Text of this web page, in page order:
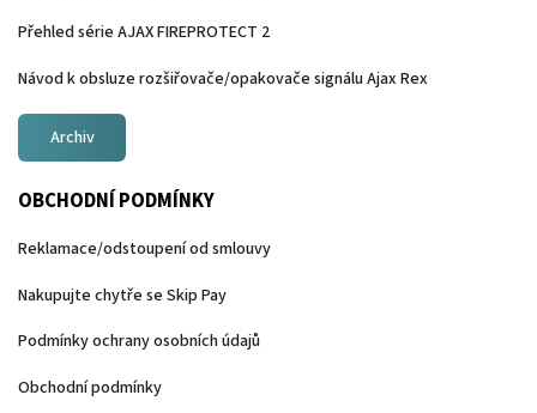
Přehled série AJAX FIREPROTECT 2
Návod k obsluze rozšiřovače/opakovače signálu Ajax Rex
Archiv
OBCHODNÍ PODMÍNKY
Reklamace/odstoupení od smlouvy
Nakupujte chytře se Skip Pay
Podmínky ochrany osobních údajů
Obchodní podmínky